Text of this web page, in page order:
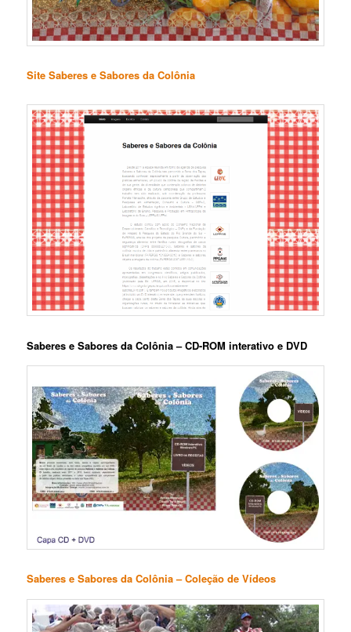
Site Saberes e Sabores da Colônia
Saberes e Sabores da Colônia – CD-ROM interativo e DVD
Saberes e Sabores da Colônia – Coleção de Vídeos